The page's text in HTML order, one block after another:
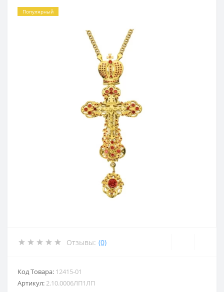
Популярный
Отзывы: (0)
Код Товара: 12415-01
Артикул:2.10.0006ЛП1ЛП